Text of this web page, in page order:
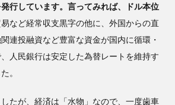
行しています。言ってみれば、ドル本位
など経常収支黒字の他に、外国からの直
連投融資など豊富な資金が国内に循環・
人民銀行は安定した為替レートを維持す
。
たが、経済は「水物」なので、一度歯車